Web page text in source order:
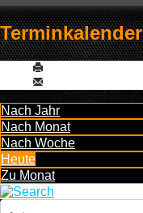
Terminkalender
Nach Jahr
Nach Monat
Nach Woche
Heute
Zu Monat